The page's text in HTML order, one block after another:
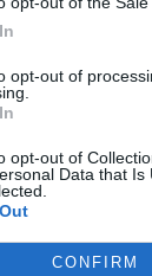
opt-out of
opt-out of
Data that
CONFIRM
eller
ett
torget i